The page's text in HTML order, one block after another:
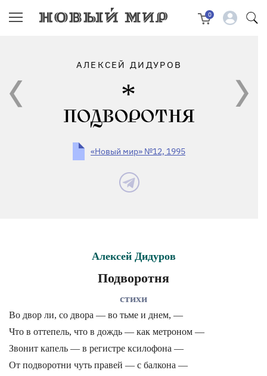
0
АЛЕКСЕЙ ДИДУРОВ
ПОДВОРОТНЯ
«Новый мир» №12, 1995
Алексей Дидуров
Подворотня
стихи
Во двор ли, со двора — во тьме и днем, —
Что в оттепель, что в дождь — как метроном —
Звонит капель — в регистре ксилофона —
От подворотни чуть правей — с балкона —